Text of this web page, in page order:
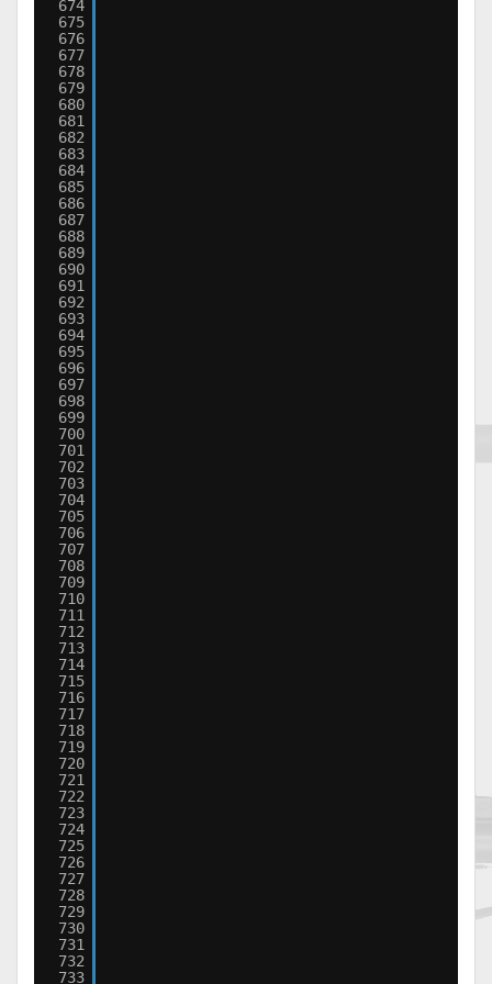
674
675
676
677
678
679
680
681
682
683
684
685
686
687
688
689
690
691
692
693
694
695
696
697
698
699
700
701
702
703
704
705
706
707
708
709
710
711
712
713
714
715
716
717
718
719
720
721
722
723
724
725
726
727
728
729
730
731
732
733